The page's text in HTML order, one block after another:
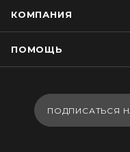
КОМПАНИЯ
ПОМОЩЬ
ПОДПИСАТЬСЯ